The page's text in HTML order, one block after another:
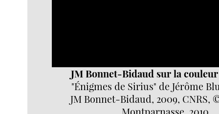
JM Bonnet-Bidaud sur la
"Énigmes de Sirius" de Jérôme
JM Bonnet-Bidaud, 2009, CNRS,
Montparnasse, 2010